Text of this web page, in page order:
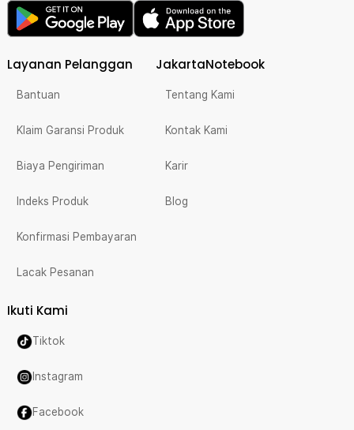
Layanan Pelanggan
Bantuan
Klaim Garansi Produk
Biaya Pengiriman
Indeks Produk
Konfirmasi Pembayaran
Lacak Pesanan
JakartaNotebook
Tentang Kami
Kontak Kami
Karir
Blog
Ikuti Kami
Tiktok
Instagram
Facebook